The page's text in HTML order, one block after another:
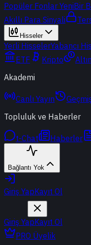
Popüler Fonlar YeniBir
Akıllı Para Sinyali
Hisseler
Yerli HisselerYabancı
ETF
Kripto
Akademi
Canlı Yayın
Topluluk ve Haberler
t-Chat Haberler
Bağlantı Yok
Giriş YapKayıt Ol
Giriş YapKayıt Ol
PRO Üyelik